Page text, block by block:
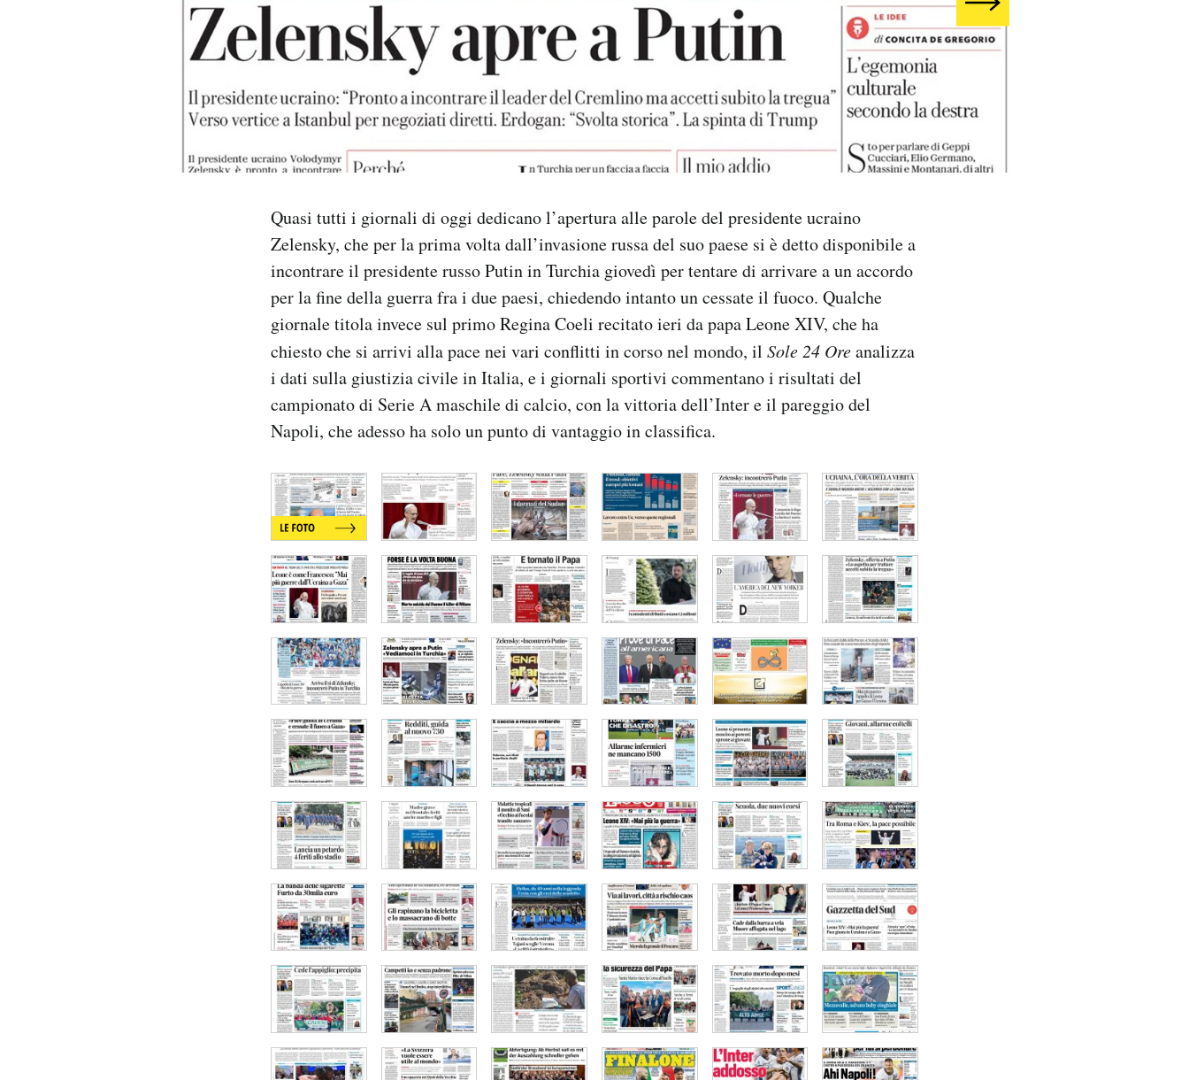
Quasi tutti i giornali di oggi dedicano l’apertura alle parole del presidente ucraino
Zelensky, che per la prima volta dall’invasione russa del suo paese si è detto disponibile a
incontrare il presidente russo Putin in Turchia giovedì per tentare di arrivare a un accordo
per la fine della guerra fra i due paesi, chiedendo intanto un cessate il fuoco. Qualche
giornale titola invece sul primo Regina Coeli recitato ieri da papa Leone XIV, che ha
chiesto che si arrivi alla pace nei vari conflitti in corso nel mondo, il Sole 24 Oreanalizza
i dati sulla giustizia civile in Italia, e i giornali sportivi commentano i risultati del
campionato di Serie A maschile di calcio, con la vittoria dell’Inter e il pareggio del
Napoli, che adesso ha solo un punto di vantaggio in classifica.